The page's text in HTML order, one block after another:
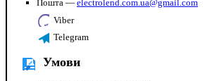
Пошта — electrolend.com.ua@gmail.com
Viber
Telegram
Умови